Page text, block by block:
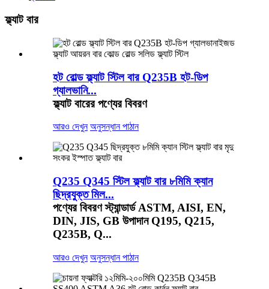
ফ্ল্যাট বার
হট রোল্ড ফ্ল্যাট স্টিল বার Q235B হট-ডিপ
গ্যালভানি...
ফ্ল্যাট বারের পণ্যের বিবরণ
আরও দেখুন অনুসন্ধান পাঠান
Q235 Q345 স্টিল ফ্ল্যাট বার ৮মিমি ক্যান
ছিদ্রযুক্ত মিল...
পণ্যের বিবরণ স্ট্যান্ডার্ড ASTM, AISI, EN,
DIN, JIS, GB উপাদান Q195, Q215,
Q235B, Q...
আরও দেখুন অনুসন্ধান পাঠান